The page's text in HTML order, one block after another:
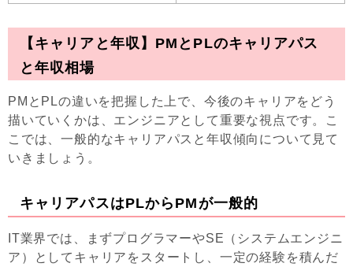
【キャリアと年収】PMとPLのキャリアパス
と年収相場
PMとPLの違いを把握した上で、今後のキャリアをどう
描いていくかは、エンジニアとして重要な視点です。こ
こでは、一般的なキャリアパスと年収傾向について見て
いきましょう。
キャリアパスはPLからPMが一般的
IT業界では、まずプログラマーやSE（システムエンジニ
ア）としてキャリアをスタートし、一定の経験を積んだ